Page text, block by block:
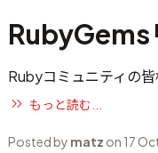
RubyGems
Rubyコミュニティの
もっと読む...
Posted by matz on 17